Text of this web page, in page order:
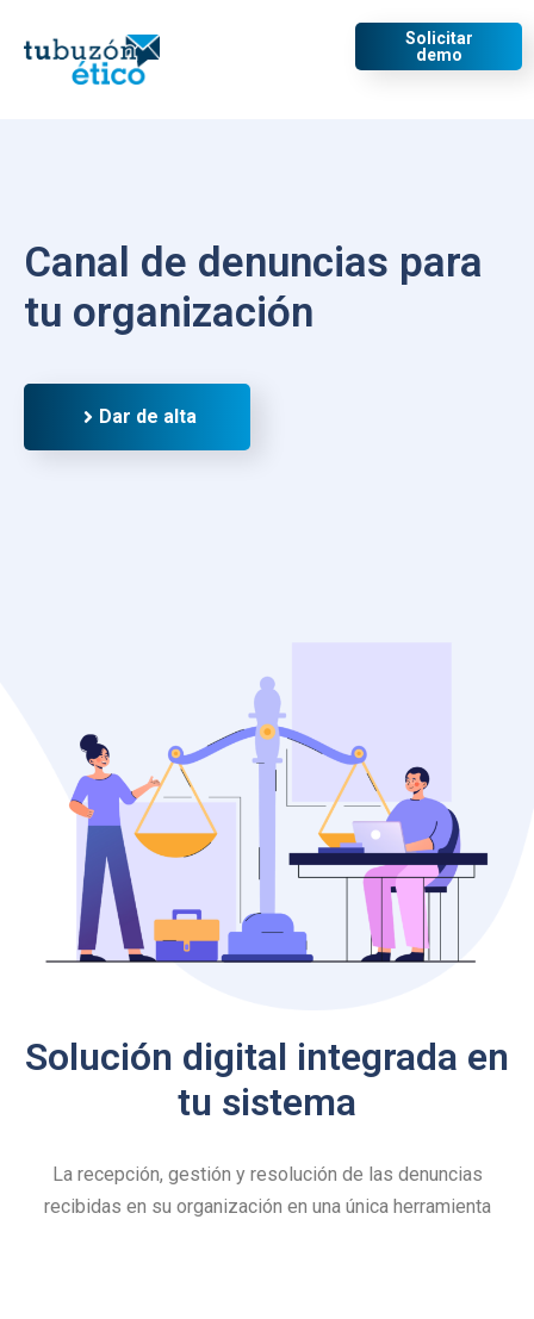
Solicitar
demo
Canal de denuncias para
tu organización
Dar de alta
Solución digital integrada en
tu sistema
La recepción, gestión y resolución de las denuncias
recibidas en su organización en una única herramienta